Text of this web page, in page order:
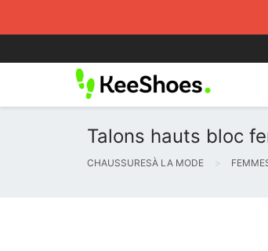
Talons hauts bloc
CHAUSSURESÀ LA MODE